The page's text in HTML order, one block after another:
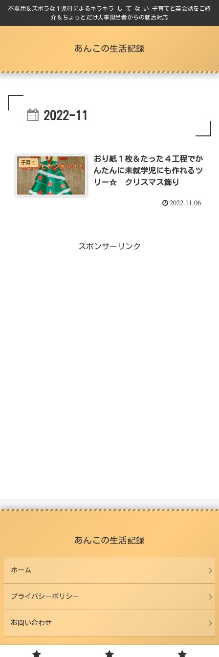
不器用＆ズボラな１児母によるキラキラ し て な い 子育てと英会話をご紹
介＆ちょっとだけ人事担当者からの就活対応
あんこの生活記録
2022-11
子育て
おり紙１枚＆たった４工程でか
んたんに未就学児にも作れるツ
リー☆ クリスマス飾り
2022.11.06
スポンサーリンク
あんこの生活記録
ホーム
プライバシーポリシー
お問い合わせ